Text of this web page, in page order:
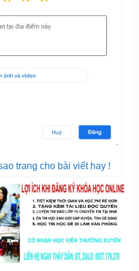
trang cho bài viết hay !